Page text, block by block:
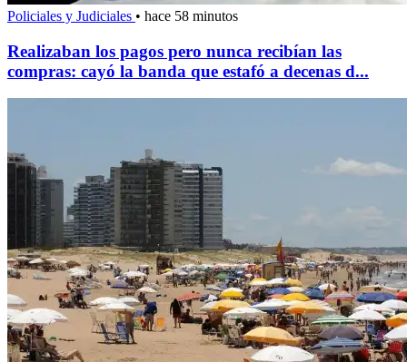
Policiales y Judiciales • hace 58 minutos
Realizaban los pagos pero nunca recibían las
compras: cayó la banda que estafó a decenas d...